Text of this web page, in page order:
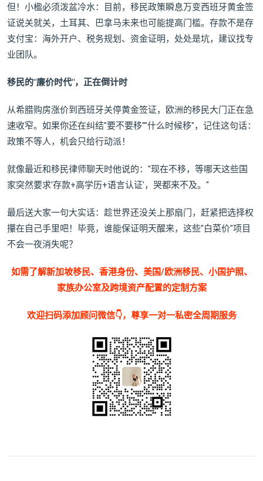
但！小楹必须泼盆冷水：目前，移民政策瞬息万变西班牙黄金签
证说关就关，土耳其、巴拿马未来也可能提高门槛。存款不是存
支付宝：海外开户、税务规划、资金证明，处处是坑，建议找专
业团队。
移民的"廉价时代"，正在倒计时
从希腊购房涨价到西班牙关停黄金签证，欧洲的移民大门正在急
速收窄。如果你还在纠结"要不要移""什么时候移"，记住这句话：
政策不等人，机会只给行动派！
就像最近和移民律师聊天时他说的："现在不移，等哪天这些国
家突然要求'存款+高学历+语言认证'，哭都来不及。"
最后送大家一句大实话：趁世界还没关上那扇门，赶紧把选择权
攥在自己手里吧！毕竟，谁能保证明天醒来，这些"白菜价"项目
不会一夜消失呢？
如需了解新加坡移民、香港身份、美国/欧洲移民、小国护照、
家族办公室及跨境资产配置的定制方案
欢迎扫码添加顾问微信👇，尊享一对一私密全周期服务